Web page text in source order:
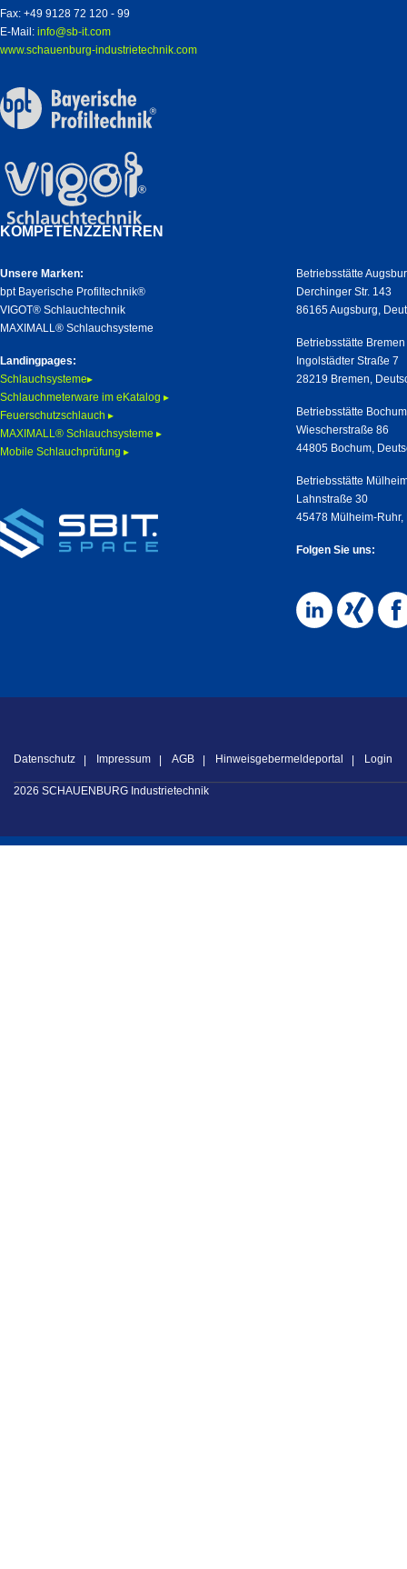
Fax: +49 9128 72 120 - 99
E-Mail: info@sb-it.com
www.schauenburg-industrietechnik.com
KOMPETENZZENTREN
Unsere Marken:
bpt Bayerische Profiltechnik®
VIGOT® Schlauchtechnik
MAXIMALL® Schlauchsysteme
Landingpages:
Schlauchsysteme▸
Schlauchmeterware im eKatalog ▸
Feuerschutzschlauch ▸
MAXIMALL® Schlauchsysteme ▸
Mobile Schlauchprüfung ▸
Betriebsstätte
Derchinger Str. 143
86165 Augsburg,
Betriebsstätte Bremen
Ingolstädter Straße 7
28219 Bremen,
Betriebsstätte Bochum
Wiescherstraße 86
44805 Bochum,
Betriebsstätte
Lahnstraße 30
45478 Mülheim-
Folgen Sie uns:
Datenschutz Impressum AGB Hinweisgebermeldeportal Login
2026 SCHAUENBURG Industrietechnik